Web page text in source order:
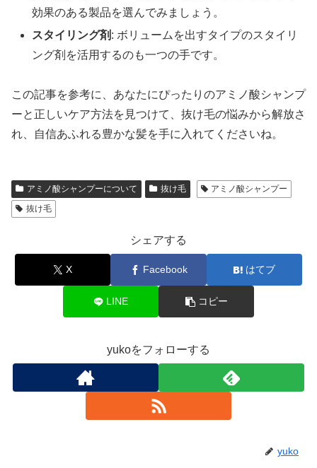
効果のある製品を選んでみましょう。
スタイリング剤 : ボリュームを出すタイプのスタイリ
ング剤を活用するのも一つの手です。
この記事を参考に、あなたにぴったりのアミノ酸シャンプ
ーと正しいケア方法を見つけて、抜け毛の悩みから解放さ
れ、自信あふれる豊かな髪を手に入れてくださいね。
アミノ酸シャンプーについて 抜け毛
アミノ酸シャンプー
抜け毛
シェアする
X Facebook はてブ
LINE コピー
yukoをフォローする
yuko